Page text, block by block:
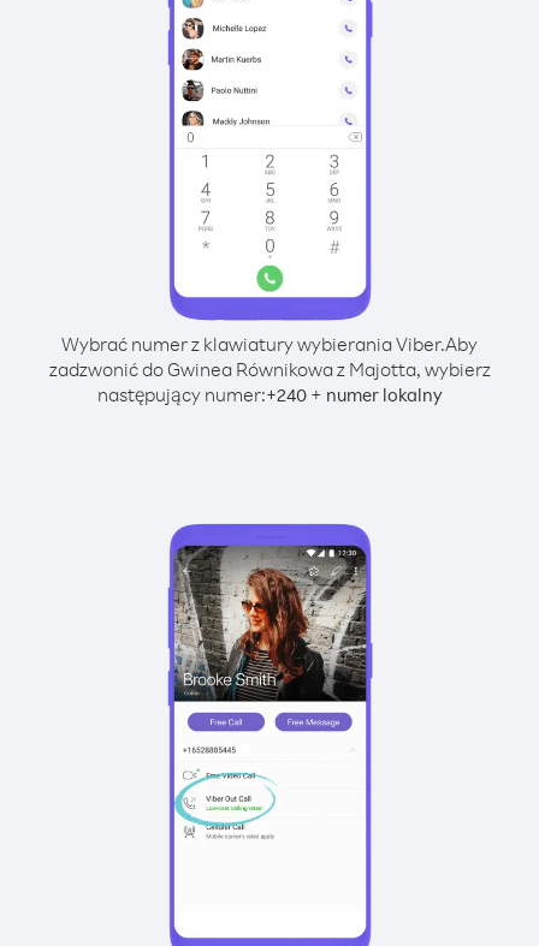
Wybrać numer z klawiatury wybierania Viber.Aby
zadzwonić do Gwinea Równikowa z Majotta, wybierz
następujący numer:+240+ numer lokalny